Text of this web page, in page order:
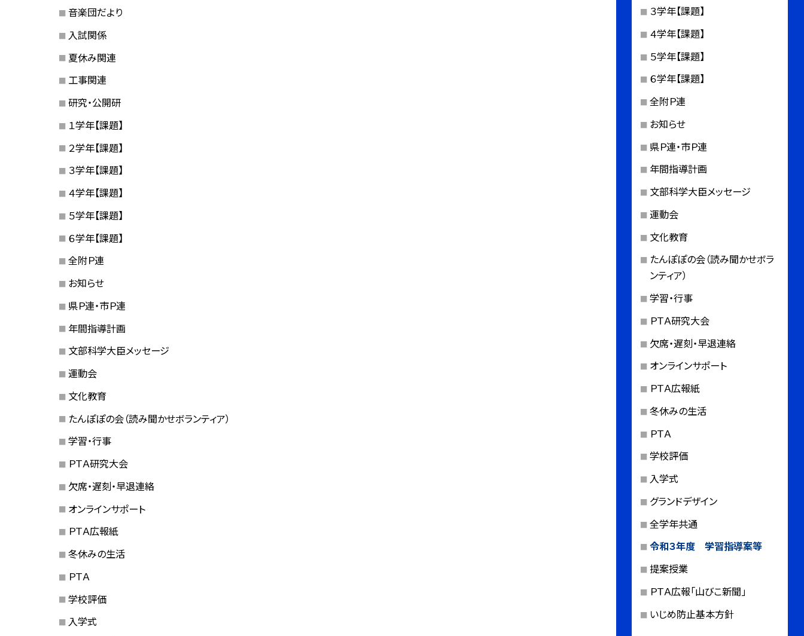
音楽団だより
入試関係
夏休み関連
工事関連
研究・公開研
１学年【課題】
２学年【課題】
３学年【課題】
４学年【課題】
５学年【課題】
６学年【課題】
全附Ｐ連
お知らせ
県Ｐ連・市Ｐ連
年間指導計画
文部科学大臣メッセージ
運動会
文化教育
たんぽぽの会（読み聞かせボランティア）
学習・行事
ＰＴＡ研究大会
欠席・遅刻・早退連絡
オンラインサポート
ＰＴＡ広報紙
冬休みの生活
ＰＴＡ
学校評価
入学式
３学年【課題】
４学年【課題】
５学年【課題】
６学年【課題】
全附Ｐ連
お知らせ
県Ｐ連・市Ｐ連
年間指導計画
文部科学大臣メッセージ
運動会
文化教育
たんぽぽの会（読み聞かせボラ
ンティア）
学習・行事
ＰＴＡ研究大会
欠席・遅刻・早退連絡
オンラインサポート
ＰＴＡ広報紙
冬休みの生活
ＰＴＡ
学校評価
入学式
グランドデザイン
全学年共通
令和３年度 学習指導案等
提案授業
ＰＴＡ広報「山びこ新聞」
いじめ防止基本方針